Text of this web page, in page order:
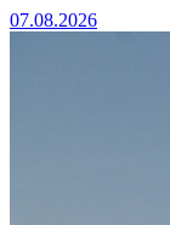
07.08.2026